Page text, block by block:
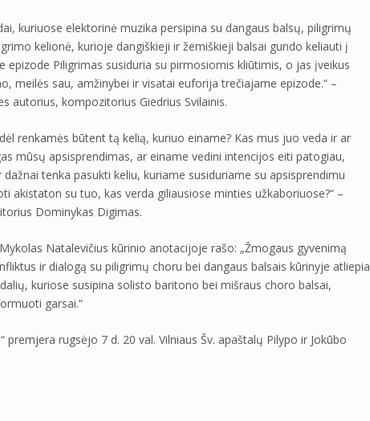
kuriuose elektorinė muzika persipina su dangaus balsų, piligrimų
kelionė, kurioje dangiškieji ir žemiškieji balsai gundo keliauti į
epizode Piligrimas susiduria su pirmosiomis kliūtimis, o jas įveikus
meilės sau, amžinybei ir visatai euforija trečiajame epizode.“ –
autorius, kompozitorius Giedrius Svilainis.
renkamės būtent tą kelią, kuriuo einame? Kas mus juo veda ir ar
mūsų apsisprendimas, ar einame vedini intencijos eiti patogiau,
tenka pasukti keliu, kuriame susiduriame su apsisprendimu
akistaton su tuo, kas verda giliausiose minties užkaboriuose?“ –
Dominykas Digimas.
Natalevičius kūrinio anotacijoje rašo: „Žmogaus gyvenimą
ir dialogą su piligrimų choru bei dangaus balsais kūrinyje atliepia
kuriose susipina solisto baritono bei mišraus choro balsai,
garsai.“
rugsėjo 7 d. 20 val. Vilniaus Šv. apaštalų Pilypo ir Jokūbo